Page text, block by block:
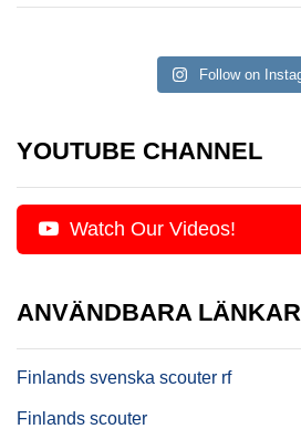
Follow on
YOUTUBE CHANNEL
Watch Our Videos!
ANVÄNDBARA LÄNKAR
Finlands svenska scouter rf
Finlands scouter